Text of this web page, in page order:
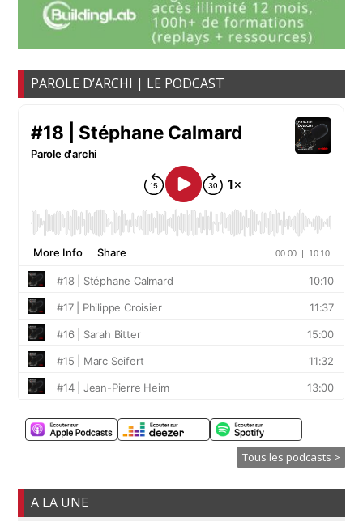
PAROLE D’ARCHI | LE PODCAST
Tous les podcasts >
A LA UNE